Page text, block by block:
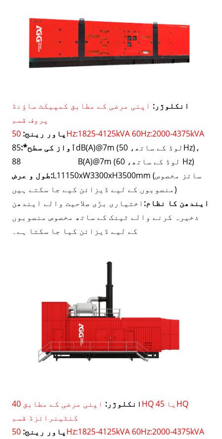
انکلوژر: اپنی مرضی کے مطابق کمپیکٹ ساؤنڈ
پروف قسم
پاور رینج: 50Hz:1825-4125kVA 60Hz:2000-4375kVA
آواز کی سطح*:
85dB(A)@7m (لوڈ کے ساتھ، 50Hz)،
88 B(A)@7m (لوڈ کے ساتھ، 60 Hz)
طول و عرض:L11150xW3300xH3500mm (سائز مخصوص
منصوبوں کے لیے ڈیزائن کیے جا سکتے ہیں)
ایندھن کا نظام: اختیاری بڑی صلاحیت والے ایندھن
ذخیرہ کرنے والے ٹینک کے ساتھ مخصوص منصوبوں
کے لیے ڈیزائن کیا جا سکتا ہے۔
انکلوژر:
اپنی مرضی کے مطابق 40HQ یا 45HQ
کنٹینرائزڈ قسم
پاور رینج: 50Hz:1825-4125kVA 60Hz:2000-4375kVA